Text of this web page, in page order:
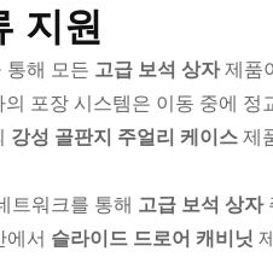
지원
통해 모든 고급 보석 상자제품
포장 시스템은 이동 중에 정
강성 골판지 주얼리 케이스 제
트워크를 통해 고급 보석 상자
에서 슬라이드 드로어 캐비닛